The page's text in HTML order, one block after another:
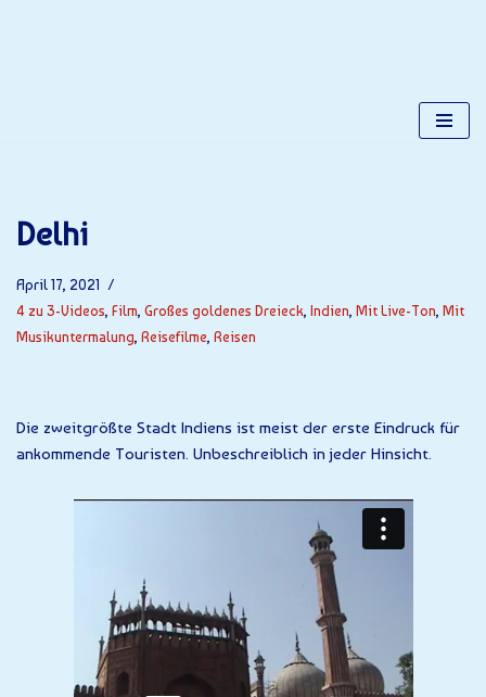
Delhi
April 17, 2021
4 zu 3-Videos, Film, Großes goldenes Dreieck, Indien, Mit Live-Ton, Mit
Musikuntermalung, Reisefilme, Reisen
Die zweitgrößte Stadt Indiens ist meist der erste Eindruck für
ankommende Touristen. Unbeschreiblich in jeder Hinsicht.